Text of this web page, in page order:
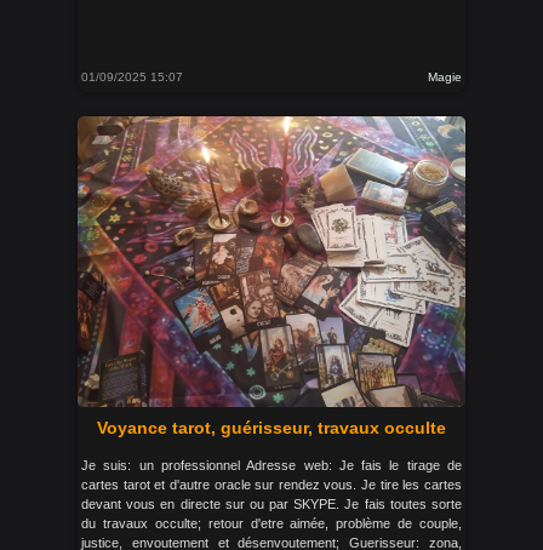
01/09/2025 15:07 Magie
Voyance tarot, guérisseur, travaux occulte
Je suis: un professionnel Adresse web: Je fais le tirage de
cartes tarot et d'autre oracle sur rendez vous. Je tire les cartes
devant vous en directe sur ou par SKYPE. Je fais toutes sorte
du travaux occulte; retour d'etre aimée, problème de couple,
justice, envoutement et désenvoutement; Guerisseur: zona,